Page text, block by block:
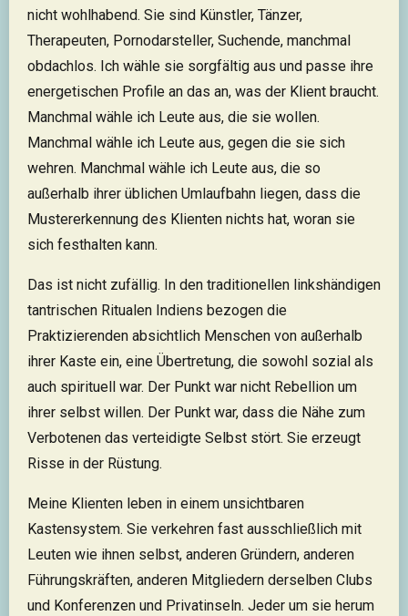
nicht wohlhabend. Sie sind Künstler, Tänzer,
Therapeuten, Pornodarsteller, Suchende, manchmal
obdachlos. Ich wähle sie sorgfältig aus und passe ihre
energetischen Profile an das an, was der Klient braucht.
Manchmal wähle ich Leute aus, die sie wollen.
Manchmal wähle ich Leute aus, gegen die sie sich
wehren. Manchmal wähle ich Leute aus, die so
außerhalb ihrer üblichen Umlaufbahn liegen, dass die
Mustererkennung des Klienten nichts hat, woran sie
sich festhalten kann.
Das ist nicht zufällig. In den traditionellen linkshändigen
tantrischen Ritualen Indiens bezogen die
Praktizierenden absichtlich Menschen von außerhalb
ihrer Kaste ein, eine Übertretung, die sowohl sozial als
auch spirituell war. Der Punkt war nicht Rebellion um
ihrer selbst willen. Der Punkt war, dass die Nähe zum
Verbotenen das verteidigte Selbst stört. Sie erzeugt
Risse in der Rüstung.
Meine Klienten leben in einem unsichtbaren
Kastensystem. Sie verkehren fast ausschließlich mit
Leuten wie ihnen selbst, anderen Gründern, anderen
Führungskräften, anderen Mitgliedern derselben Clubs
und Konferenzen und Privatinseln. Jeder um sie herum